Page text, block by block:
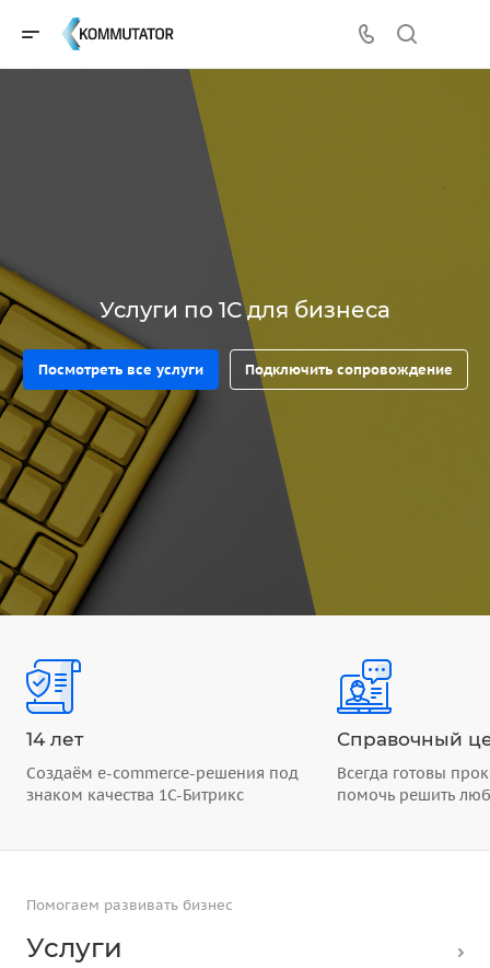
Услуги по 1С для бизнеса
Посмотреть все услуги Подключить сопровождение
14 лет
Создаём e-commerce-решения под
знаком качества 1С-Битрикс
Справочный
Всегда готовы
помочь решить
Помогаем развивать бизнес
Услуги